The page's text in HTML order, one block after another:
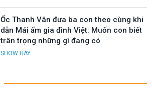
Ốc Thanh Vân đưa ba con theo cùng khi
dẫn Mái ấm gia đình Việt: Muốn con biết
trân trọng những gì đang có
SHOW HAY